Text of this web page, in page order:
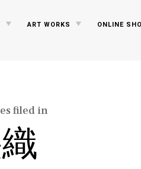
TOGGLE
CHILD
ART WORKS TOGGLE
CHILD
ONLINE
filed in